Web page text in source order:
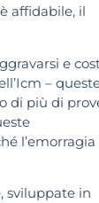
affidabile, il
e
–
di più di
l’emorragia
sviluppate in